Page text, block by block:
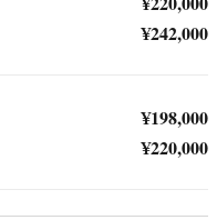
¥242,000
¥198,000
¥220,000